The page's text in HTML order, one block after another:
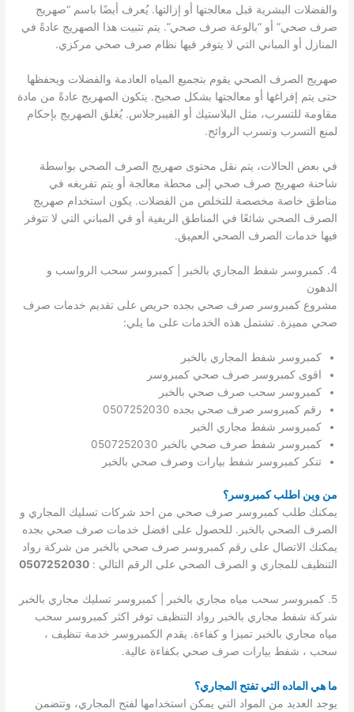
والفضلات البشرية قبل معالجتها أو إزالتها. يُعرف أيضًا باسم “صهريج
صرف صحي” أو “بالوعة صرف صحي”. يتم تثبيت هذا الصهريج عادةً في
المنازل أو المباني التي لا يتوفر فيها نظام صرف صحي مركزي.
صهريج الصرف الصحي يقوم بتجميع المياه العادمة والفضلات ويحفظها
حتى يتم إفراغها أو معالجتها بشكل صحيح. يتكون الصهريج عادةً من مادة
مقاومة للتسرب، مثل البلاستيك أو الفيبرجلاس. يُغلق الصهريج بإحكام
لمنع التسرب وتسرب الروائح.
في بعض الحالات، يتم نقل محتوى صهريج الصرف الصحي بواسطة
شاحنة صهريج صرف صحي إلى محطة معالجة أو يتم تفريغه في
مناطق خاصة مخصصة للتخلص من الفضلات. يكون استخدام صهريج
الصرف الصحي شائعًا في المناطق الريفية أو في المباني التي لا تتوفر
فيها خدمات الصرف الصحي العميق.
4. كمبروسر شفط المجاري بالخبر | كمبروسر سحب الرواسب و
الدهون
مشروع كمبروسر صرف صحي بجده حريص على تقديم خدمات صرف
صحي مميزة. تشتمل هذه الخدمات على ما يلي:
كمبروسر شفط المجاري بالخبر
اقوى كمبروسر صرف صحي كمبروسر
كمبروسر سحب صرف صحي بالخبر
رقم كمبروسر صرف صحي بجده 0507252030
كمبروسر شفط مجاري الخبر
كمبروسر شفط صرف صحي بالخبر 0507252030
تنكر كمبروسر شفط بيارات وصرف صحي بالخبر
من وين اطلب كمبروسر؟
يمكنك طلب كمبروسر صرف صحي من احد شركات تسليك المجاري و
الصرف الصحي بالخبر. للحصول على افضل خدمات صرف صحي بجده
يمكنك الاتصال على رقم كمبروسر صرف صحي بالخبر من شركة رواد
التنظيف للمجاري و الصرف الصحي على الرقم التالي :0507252030
5. كمبروسر سحب مياه مجاري بالخبر | كمبروسر تسليك مجاري بالخبر
شركة شفط مجاري بالخبر رواد التنظيف توفر اكثر كمبروسر سحب
مياه مجاري بالخبر تميزا و كفاءة. يقدم الكمبروسر خدمة تنظيف ،
سحب ، شفط بيارات صرف صحي بكفاءة عالية.
ما هي الماده التي تفتح المجاري؟
يوجد العديد من المواد التي يمكن استخدامها لفتح المجاري، وتتضمن